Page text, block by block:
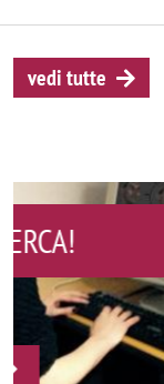
vedi tutte
ORDINE